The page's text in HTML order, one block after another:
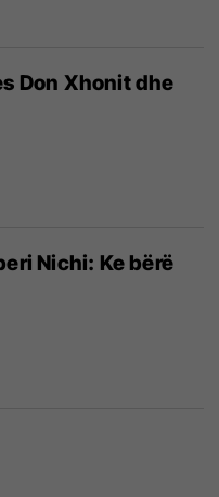
Don Xhonit dhe
Nichi: Ke bërë